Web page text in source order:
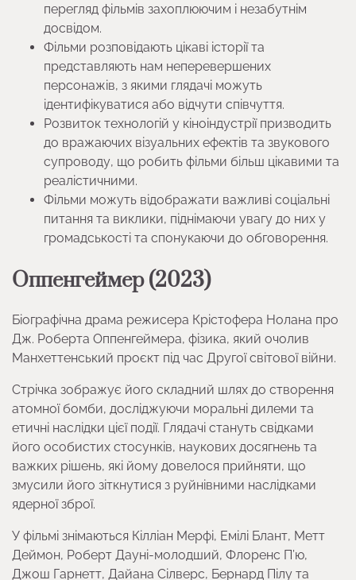
перегляд фільмів захоплюючим і незабутнім
досвідом.
Фільми розповідають цікаві історії та
представляють нам неперевершених
персонажів, з якими глядачі можуть
ідентифікуватися або відчути співчуття.
Розвиток технологій у кіноіндустрії призводить
до вражаючих візуальних ефектів та звукового
супроводу, що робить фільми більш цікавими та
реалістичними.
Фільми можуть відображати важливі соціальні
питання та виклики, піднімаючи увагу до них у
громадськості та спонукаючи до обговорення.
Оппенгеймер (2023)
Біографічна драма режисера Крістофера Нолана про
Дж. Роберта Оппенгеймера, фізика, який очолив
Манхеттенський проєкт під час Другої світової війни.
Стрічка зображує його складний шлях до створення
атомної бомби, досліджуючи моральні дилеми та
етичні наслідки цієї події. Глядачі стануть свідками
його особистих стосунків, наукових досягнень та
важких рішень, які йому довелося прийняти, що
змусили його зіткнутися з руйнівними наслідками
ядерної зброї.
У фільмі знімаються Кілліан Мерфі, Емілі Блант, Метт
Деймон, Роберт Дауні-молодший, Флоренс П’ю,
Джош Гарнетт, Дайана Сілверс, Бернард Пілу та